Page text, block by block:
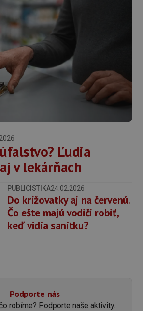
Ľudia
v lekárňach
PUBLICISTIKA24.02.2026
Do križovatky aj na červenú.
Čo ešte majú vodiči robiť,
keď vidia sanitku?
Podporte nás
robíme? Podporte naše aktivity.